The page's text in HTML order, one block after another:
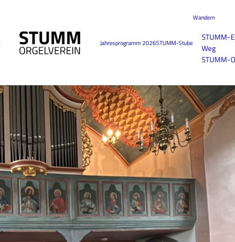
Jahresprogramm 2026STUMM-Stube
Wandern
STUMM-
Weg
STUMM-